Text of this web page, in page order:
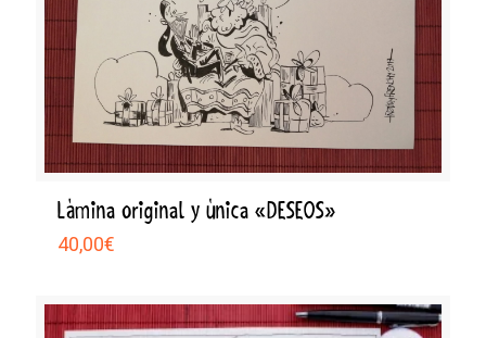
Lámina original y única «DESEOS»
40,00€